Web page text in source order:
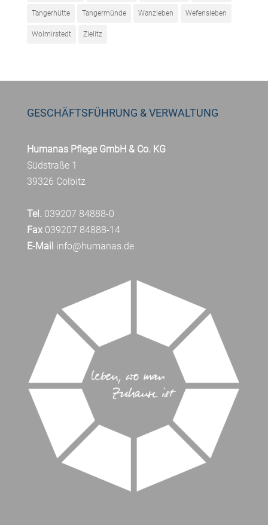
Tangerhütte Tangermünde Wanzleben Wefensleben
Wolmirstedt Zielitz
GESCHÄFTSFÜHRUNG & VERWALTUNG
Humanas Pflege GmbH & Co. KG
Südstraße 1
39326 Colbitz
Tel. 039207 84888-0
Fax039207 84888-14
E-Mail info@humanas.de